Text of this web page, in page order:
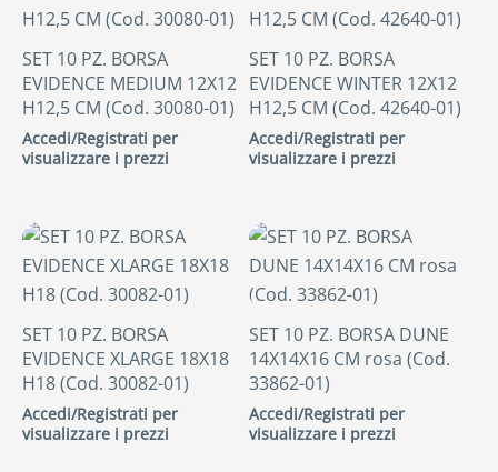
SET 10 PZ. BORSA
EVIDENCE MEDIUM 12X12
H12,5 CM (Cod. 30080-01)
Accedi/Registrati per
visualizzare i prezzi
SET 10 PZ. BORSA
EVIDENCE WINTER 12X12
H12,5 CM (Cod. 42640-01)
Accedi/Registrati per
visualizzare i prezzi
SET 10 PZ. BORSA
EVIDENCE XLARGE 18X18
H18 (Cod. 30082-01)
Accedi/Registrati per
visualizzare i prezzi
SET 10 PZ. BORSA DUNE
14X14X16 CM rosa (Cod.
33862-01)
Accedi/Registrati per
visualizzare i prezzi